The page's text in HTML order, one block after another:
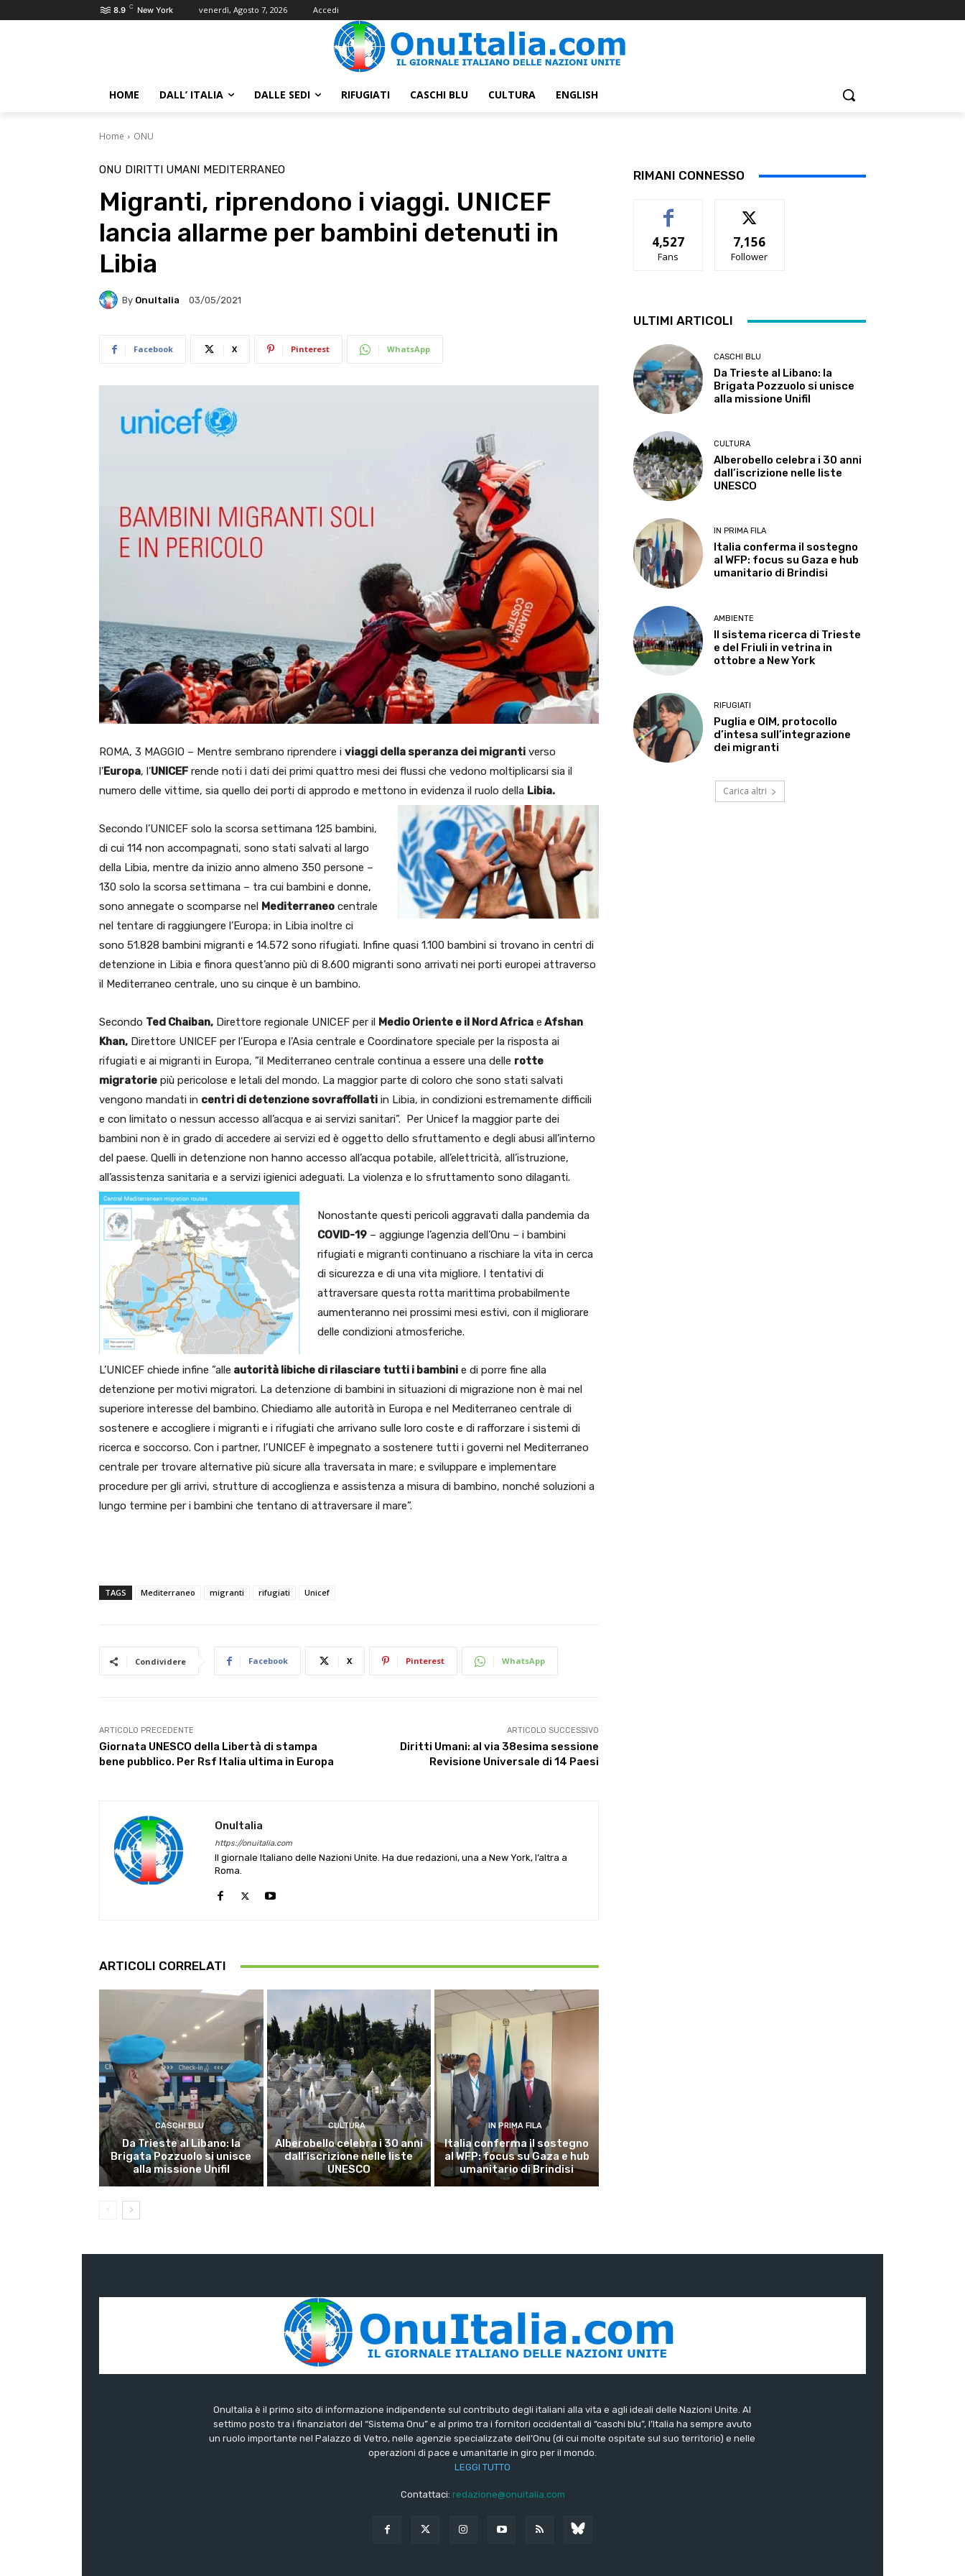
8.9 C New York venerdì, Agosto 7, 2026 Accedi
HOME DALL’ ITALIA DALLE SEDI RIFUGIATI CASCHI BLU CULTURA ENGLISH
Home ONU
ONU DIRITTI UMANI MEDITERRANEO
Migranti, riprendono i viaggi. UNICEF
lancia allarme per bambini detenuti in
Libia
By OnuItalia 03/05/2021
Facebook X Pinterest WhatsApp
ROMA, 3 MAGGIO – Mentre sembrano riprendere i viaggi della speranza dei migranti verso
l’Europa, l’UNICEFrende noti i dati dei primi quattro mesi dei flussi che vedono moltiplicarsi sia il
numero delle vittime, sia quello dei porti di approdo e mettono in evidenza il ruolo della Libia.
Secondo l’UNICEF solo la scorsa settimana 125 bambini,
di cui 114 non accompagnati, sono stati salvati al largo
della Libia, mentre da inizio anno almeno 350 persone –
130 solo la scorsa settimana – tra cui bambini e donne,
sono annegate o scomparse nel Mediterraneo centrale
nel tentare di raggiungere l’Europa; in Libia inoltre ci
sono 51.828 bambini migranti e 14.572 sono rifugiati. Infine quasi 1.100 bambini si trovano in centri di
detenzione in Libia e finora quest’anno più di 8.600 migranti sono arrivati nei porti europei attraverso
il Mediterraneo centrale, uno su cinque è un bambino.
Secondo Ted Chaiban, Direttore regionale UNICEF per il Medio Oriente e il Nord Africa e Afshan
Khan, Direttore UNICEF per l’Europa e l’Asia centrale e Coordinatore speciale per la risposta ai
rifugiati e ai migranti in Europa, ”il Mediterraneo centrale continua a essere una delle rotte
migratorie più pericolose e letali del mondo. La maggior parte di coloro che sono stati salvati
vengono mandati in centri di detenzione sovraffollati in Libia, in condizioni estremamente difficili
e con limitato o nessun accesso all’acqua e ai servizi sanitari”. Per Unicef la maggior parte dei
bambini non è in grado di accedere ai servizi ed è oggetto dello sfruttamento e degli abusi all’interno
del paese. Quelli in detenzione non hanno accesso all’acqua potabile, all’elettricità, all’istruzione,
all’assistenza sanitaria e a servizi igienici adeguati. La violenza e lo sfruttamento sono dilaganti.
Nonostante questi pericoli aggravati dalla pandemia da
COVID-19 – aggiunge l’agenzia dell’Onu – i bambini
rifugiati e migranti continuano a rischiare la vita in cerca
di sicurezza e di una vita migliore. I tentativi di
attraversare questa rotta marittima probabilmente
aumenteranno nei prossimi mesi estivi, con il migliorare
delle condizioni atmosferiche.
L’UNICEF chiede infine ”alle autorità libiche di rilasciare tutti i bambini e di porre fine alla
detenzione per motivi migratori. La detenzione di bambini in situazioni di migrazione non è mai nel
superiore interesse del bambino. Chiediamo alle autorità in Europa e nel Mediterraneo centrale di
sostenere e accogliere i migranti e i rifugiati che arrivano sulle loro coste e di rafforzare i sistemi di
ricerca e soccorso. Con i partner, l’UNICEF è impegnato a sostenere tutti i governi nel Mediterraneo
centrale per trovare alternative più sicure alla traversata in mare; e sviluppare e implementare
procedure per gli arrivi, strutture di accoglienza e assistenza a misura di bambino, nonché soluzioni a
lungo termine per i bambini che tentano di attraversare il mare”.
TAGS Mediterraneo migranti rifugiati Unicef
Condividere Facebook X Pinterest WhatsApp
ARTICOLO PRECEDENTE
Giornata UNESCO della Libertà di stampa
bene pubblico. Per Rsf Italia ultima in Europa
ARTICOLO SUCCESSIVO
Diritti Umani: al via 38esima sessione
Revisione Universale di 14 Paesi
OnuItalia
https://onuitalia.com
Il giornale Italiano delle Nazioni Unite. Ha due redazioni, una a New York, l’altra a
Roma.
ARTICOLI CORRELATI
CASCHI BLU
Da Trieste al Libano: la
Brigata Pozzuolo si unisce
alla missione Unifil
CULTURA
Alberobello celebra i 30 anni
dall’iscrizione nelle liste
UNESCO
IN PRIMA FILA
Italia conferma il sostegno
al WFP: focus su Gaza e hub
umanitario di Brindisi
RIMANI CONNESSO
4,527
Fans
7,156
Follower
ULTIMI ARTICOLI
CASCHI BLU
Da Trieste al Libano: la
Brigata Pozzuolo si unisce
alla missione Unifil
CULTURA
Alberobello celebra i 30 anni
dall’iscrizione nelle liste
UNESCO
IN PRIMA FILA
Italia conferma il sostegno
al WFP: focus su Gaza e hub
umanitario di Brindisi
AMBIENTE
Il sistema ricerca di Trieste
e del Friuli in vetrina in
ottobre a New York
RIFUGIATI
Puglia e OIM, protocollo
d’intesa sull’integrazione
dei migranti
Carica altri
OnuItalia è il primo sito di informazione indipendente sul contributo degli italiani alla vita e agli ideali delle Nazioni Unite. Al
settimo posto tra i finanziatori del “Sistema Onu” e al primo tra i fornitori occidentali di “caschi blu”, l’Italia ha sempre avuto
un ruolo importante nel Palazzo di Vetro, nelle agenzie specializzate dell’Onu (di cui molte ospitate sul suo territorio) e nelle
operazioni di pace e umanitarie in giro per il mondo.
LEGGI TUTTO
Contattaci: redazione@onuitalia.com